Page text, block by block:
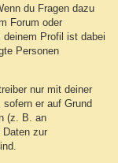
du Fragen dazu
Forum oder
deinem Profil ist dabei
Personen
nur mit deiner
er auf Grund
(z. B. an
Daten zur